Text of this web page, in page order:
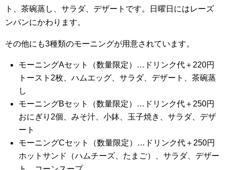
ト、茶碗蒸し、サラダ、デザートです。日曜日にはレーズ
ンパンにかわります。
その他にも3種類のモーニングが用意されています。
モーニングAセット（数量限定）…ドリンク代＋220円
トースト2枚、ハムエッグ、サラダ、デザート、茶碗蒸
し
モーニングBセット（数量限定）…ドリンク代＋250円
おにぎり2個、みそ汁、小鉢、玉子焼き、サラダ、デザ
ート
モーニングCセット（数量限定）…ドリンク代＋250円
ホットサンド（ハムチーズ、たまご）、サラダ、デザー